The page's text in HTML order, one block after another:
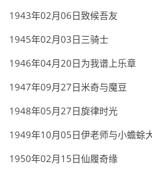
1943年02月06日致候吾友
1945年02月03日三骑士
1946年04月20日为我谱上乐章
1947年09月27日米奇与魔豆
1948年05月27日旋律时光
1949年10月05日伊老师与小蟾蜍
1950年02月15日仙履奇缘